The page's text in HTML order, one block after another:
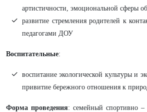
артистичности, эмоциональной сферы
развитие стремления родителей к
педагогами ДОУ
Воспитательные:
воспитание экологической культуры и
привитие бережного отношения к
Форма проведения: семейный спортивно –